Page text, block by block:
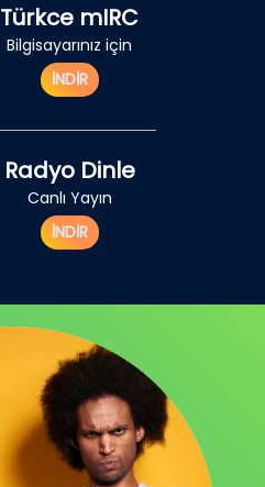
Türkce mIRC
Bilgisayarınız için
İNDİR
Radyo Dinle
Canlı Yayın
İNDİR